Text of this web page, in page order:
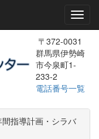
〒372-0031
群馬県伊勢崎
市今泉町1-
233-2
電話番号一覧
指導計画・シラバ